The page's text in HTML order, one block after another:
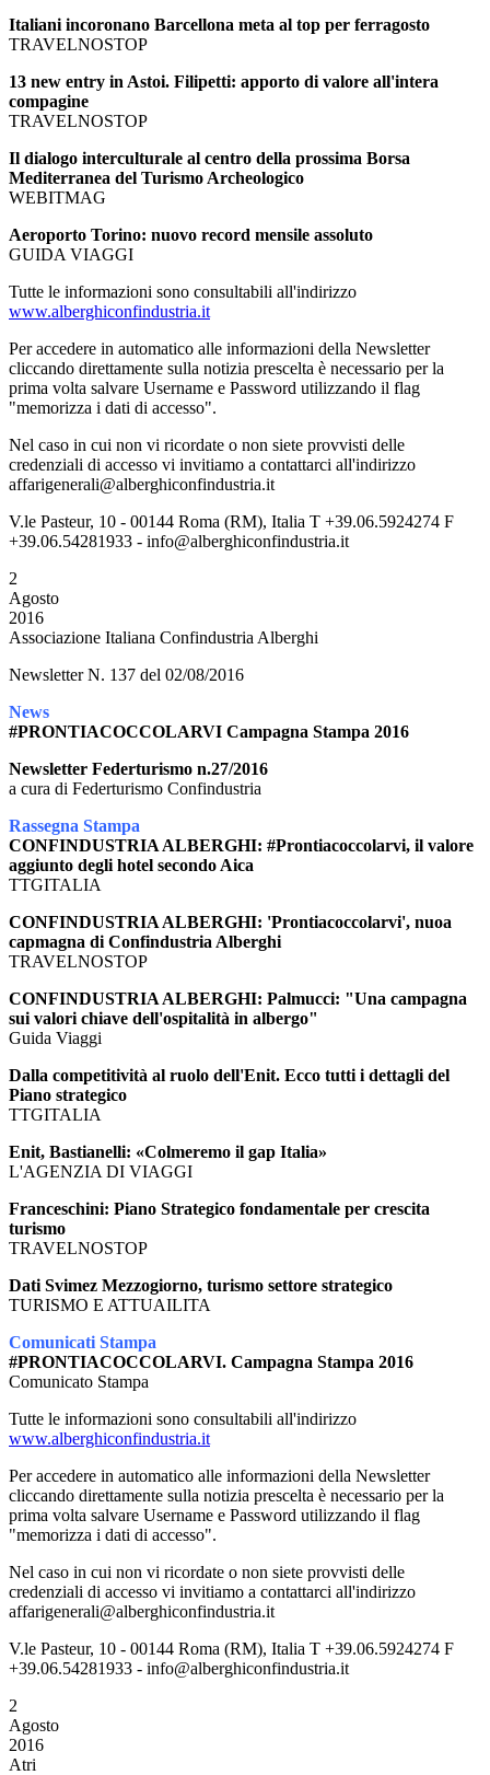
Italiani incoronano Barcellona meta al top per ferragosto
TRAVELNOSTOP
13 new entry in Astoi. Filipetti: apporto di valore all'intera
compagine
TRAVELNOSTOP
Il dialogo interculturale al centro della prossima Borsa
Mediterranea del Turismo Archeologico
WEBITMAG
Aeroporto Torino: nuovo record mensile assoluto
GUIDA VIAGGI
Tutte le informazioni sono consultabili all'indirizzo
www.alberghiconfindustria.it
Per accedere in automatico alle informazioni della Newsletter
cliccando direttamente sulla notizia prescelta è necessario per la
prima volta salvare Username e Password utilizzando il flag
"memorizza i dati di accesso".
Nel caso in cui non vi ricordate o non siete provvisti delle
credenziali di accesso vi invitiamo a contattarci all'indirizzo
affarigenerali@alberghiconfindustria.it
V.le Pasteur, 10 - 00144 Roma (RM), Italia T +39.06.5924274 F
+39.06.54281933 - info@alberghiconfindustria.it
2
Agosto
2016
Associazione Italiana Confindustria Alberghi
Newsletter N. 137 del 02/08/2016
News
#PRONTIACOCCOLARVI Campagna Stampa 2016
Newsletter Federturismo n.27/2016
a cura di Federturismo Confindustria
Rassegna Stampa
CONFINDUSTRIA ALBERGHI: #Prontiacoccolarvi, il valore
aggiunto degli hotel secondo Aica
TTGITALIA
CONFINDUSTRIA ALBERGHI: 'Prontiacoccolarvi', nuoa
capmagna di Confindustria Alberghi
TRAVELNOSTOP
CONFINDUSTRIA ALBERGHI: Palmucci: "Una campagna
sui valori chiave dell'ospitalità in albergo"
Guida Viaggi
Dalla competitività al ruolo dell'Enit. Ecco tutti i dettagli del
Piano strategico
TTGITALIA
Enit, Bastianelli: «Colmeremo il gap Italia»
L'AGENZIA DI VIAGGI
Franceschini: Piano Strategico fondamentale per crescita
turismo
TRAVELNOSTOP
Dati Svimez Mezzogiorno, turismo settore strategico
TURISMO E ATTUAILITA
Comunicati Stampa
#PRONTIACOCCOLARVI. Campagna Stampa 2016
Comunicato Stampa
Tutte le informazioni sono consultabili all'indirizzo
www.alberghiconfindustria.it
Per accedere in automatico alle informazioni della Newsletter
cliccando direttamente sulla notizia prescelta è necessario per la
prima volta salvare Username e Password utilizzando il flag
"memorizza i dati di accesso".
Nel caso in cui non vi ricordate o non siete provvisti delle
credenziali di accesso vi invitiamo a contattarci all'indirizzo
affarigenerali@alberghiconfindustria.it
V.le Pasteur, 10 - 00144 Roma (RM), Italia T +39.06.5924274 F
+39.06.54281933 - info@alberghiconfindustria.it
2
Agosto
2016
Atri